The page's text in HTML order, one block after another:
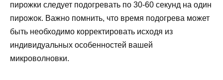
пирожки следует подогревать по 30-60 секунд на один
пирожок. Важно помнить, что время подогрева может
быть необходимо корректировать исходя из
индивидуальных особенностей вашей
микроволновки.